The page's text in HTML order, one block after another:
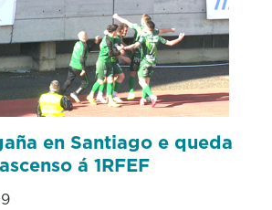
en Santiago e queda
á 1RFEF